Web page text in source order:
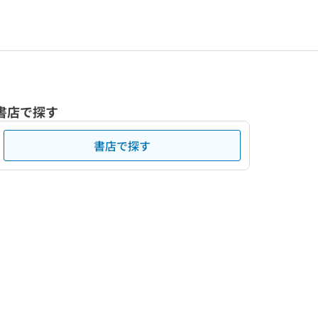
店で探す
書店で探す